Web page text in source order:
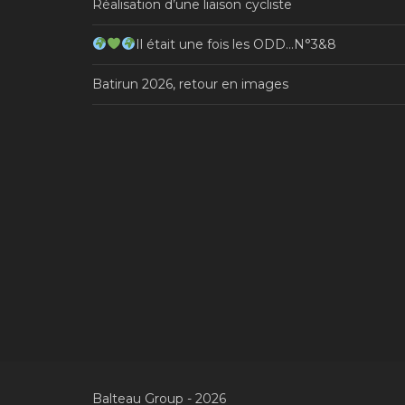
Réalisation d’une liaison cycliste
Il était une fois les ODD…N°3&8
Batirun 2026, retour en images
Balteau Group - 2026